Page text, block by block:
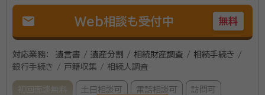
どんな些細なことでも構いません。まずはお気軽にご相
談下さい。
資格等：行政書士, 宅地建物取引士
所属団体： 兵庫県行政書士会
mail Web相談も受付中 無料
対応業務：
遺言書 / 遺産分割 / 相続財産調査 / 相続手続き /
銀行手続き / 戸籍収集 / 相続人調査
初回面談無料 土日相談可 電話相談可 訪問可